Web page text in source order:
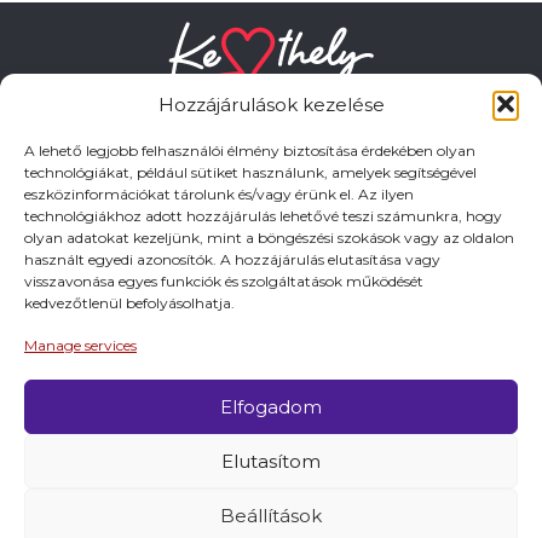
Hozzájárulások kezelése
A lehető legjobb felhasználói élmény biztosítása érdekében olyan
technológiákat, például sütiket használunk, amelyek segítségével
eszközinformációkat tárolunk és/vagy érünk el. Az ilyen
technológiákhoz adott hozzájárulás lehetővé teszi számunkra, hogy
olyan adatokat kezeljünk, mint a böngészési szokások vagy az oldalon
használt egyedi azonosítók. A hozzájárulás elutasítása vagy
visszavonása egyes funkciók és szolgáltatások működését
kedvezőtlenül befolyásolhatja.
Manage services
Elfogadom
Elutasítom
Beállítások
HASZNOS LINKEK
Adatkezelési tájékoztató
Impresszum
© 2026 Minden jog fentartva.
A keszthely.hu KIADÓJA KESZTHELY VÁROS